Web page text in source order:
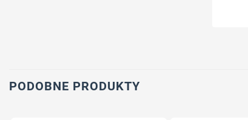
PODOBNE PRODUKTY